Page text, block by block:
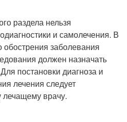
раздела нельзя
и самолечения. В
обострения заболевания
должен назначать
постановки диагноза и
лечения следует
врачу.